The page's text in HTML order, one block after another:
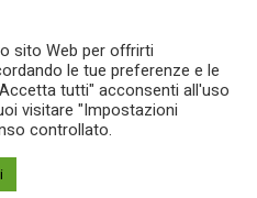
Newsteca S.r.l.
Via Larga, 6
sito Web per offrirti
le tue preferenze e le
tutti" acconsenti all'uso
visitare "Impostazioni
controllato.